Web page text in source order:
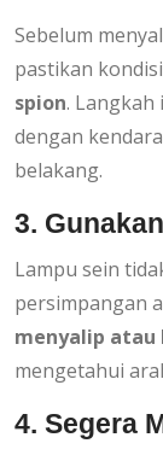
Sebelum
pastikan
spion.
dengan
belakang.
3.
Lampu sein
persimpangan
menyalip
mengetahui
4. Segera